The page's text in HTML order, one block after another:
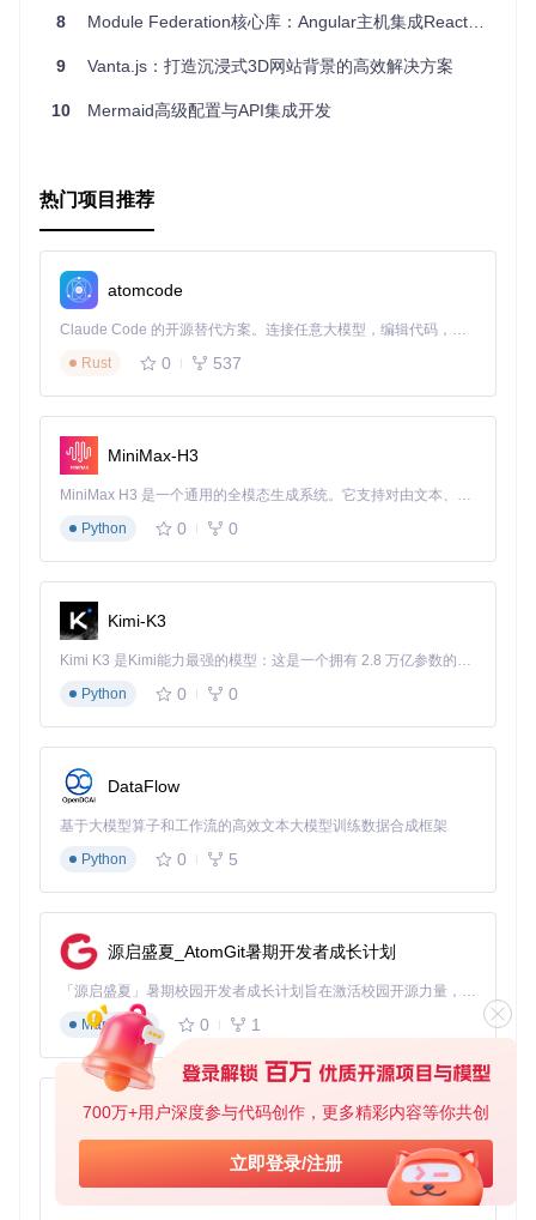
700万+用户深度参与代码创作，更多精彩内容等你共创
立即登录/注册
理解和集成到自己的项目中。
无论你是Angular的新手还是经验丰富的开发者，都能从中受
Grid绝对值得尝试。
8 Module Federation核心库：Angular主机集成React Vite远程模块的实践与问题解析
9 Vanta.js：打造沉浸式3D网站背景的高效解决方案
10 Mermaid高级配置与API集成开发
热门项目推荐
atomcode
Claude Code 的开源替代方案。连接任意大模型，编辑代码，运行命令，自动验证 — 全自动执行。用 Rust 构建，极致性能。 ｜ An open-source alternative to Claude Code. Connect any LLM, edit code, run commands, and verify changes — autonomously. Built in Rust for speed. Get Started
Rust
0 537
MiniMax-H3
MiniMax H3 是一个通用的全模态生成系统。它支持对由文本、图像、视频和音频组成的多模态上下文进行统一理解，并能生成分辨率高达 2K、时长可达 15 秒的带原生立体声音频的视频。得益于面向任务泛化的系统设计，H3 在预训练阶段就已具备广泛的多模态上下文理解与生成能力，能够出色地执行复杂的多模态指令。
Python
0 0
Kimi-K3
Kimi K3 是Kimi能力最强的模型：这是一个拥有 2.8 万亿参数的混合专家（MoE）模型，具备原生视觉理解能力，并支持 100 万 token 的上下文窗口。
Python
0 0
DataFlow
基于大模型算子和工作流的高效文本大模型训练数据合成框架
Python
0 5
源启盛夏_AtomGit暑期开发者成长计划
「源启盛夏」暑期校园开发者成长计划旨在激活校园开源力量，通过积分激励、认证扶持、资源倾斜等形式，引导高校组织和开发者完成「入驻 — 建项目 — 做贡献 — 获认证 — 得资源」的完整闭环。无论你是想带领社团入驻平台的组织者，还是希望用代码贡献证明自己的开发者，都能在这里找到属于你的成长路径。
Markdown
0 1
py-xiaozhi
基于Python的Xiaozhi AI，适用于想要完整Xiaozhi体验而无需拥有专用硬件的用户。
Python
0 1